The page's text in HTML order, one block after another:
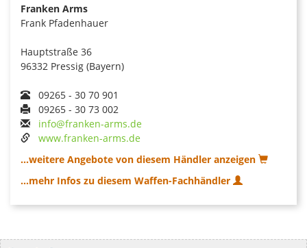
Franken Arms
Frank Pfadenhauer
Hauptstraße 36
96332 Pressig (Bayern)
09265 - 30 70 901
09265 - 30 73 002
info@franken-arms.de
www.franken-arms.de
...weitere Angebote von diesem Händler anzeigen
...mehr Infos zu diesem Waffen-Fachhändler